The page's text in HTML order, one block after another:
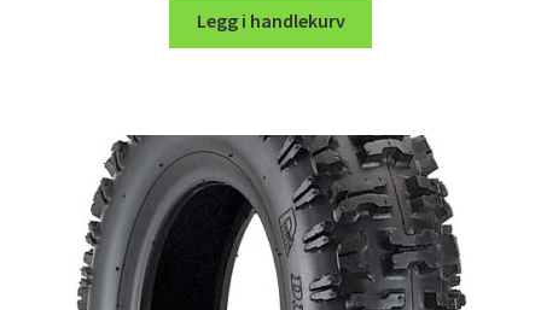
Legg i handlekurv